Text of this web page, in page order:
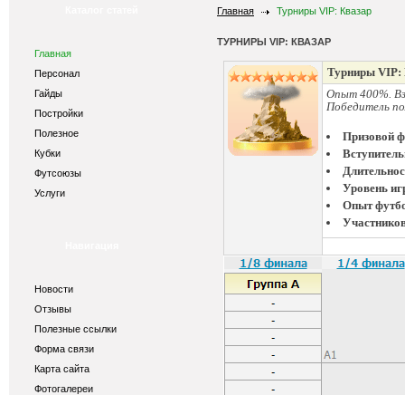
Главная
Персонал
Гайды
Постройки
Полезное
Кубки
Футсоюзы
Услуги
Новости
Отзывы
Полезные ссылки
Форма связи
Карта сайта
Фотогалереи
Главная Турниры VIP: Квазар
ТУРНИРЫ VIP: КВАЗАР
Турниры VIP:
Опыт 400%.
Победитель
Призовой
Уровень
Опыт